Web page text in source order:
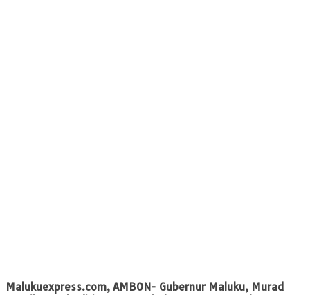
Malukuexpress.com, AMBON- Gubernur Maluku, Murad